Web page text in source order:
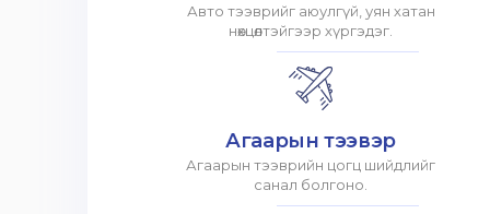
Авто тээврийг аюулгүй, уян хатан
нөхцөлтэйгээр хүргэдэг.
Агаарын тээвэр
Агаарын тээврийн цогц шийдлийг
санал болгоно.